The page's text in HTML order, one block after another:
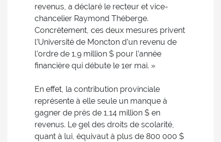
revenus, a déclaré le recteur et vice-
chancelier Raymond Théberge.
Concrètement, ces deux mesures privent
l’Université de Moncton d’un revenu de
l’ordre de 1,9 million $ pour l’année
financière qui débute le 1er mai. »
En effet, la contribution provinciale
représente à elle seule un manque à
gagner de près de 1,14 million $ en
revenus. Le gel des droits de scolarité,
quant à lui, équivaut à plus de 800 000 $